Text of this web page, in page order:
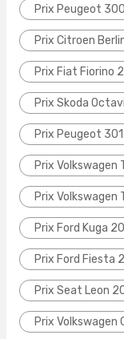
Prix Peugeot
Prix Citroen
Prix Fiat Fiorino
Prix Skoda
Prix Peugeot
Prix Volkswagen
Prix Volkswagen
Prix Ford Kuga
Prix Ford Fiesta
Prix Seat Leon
Prix Volkswagen